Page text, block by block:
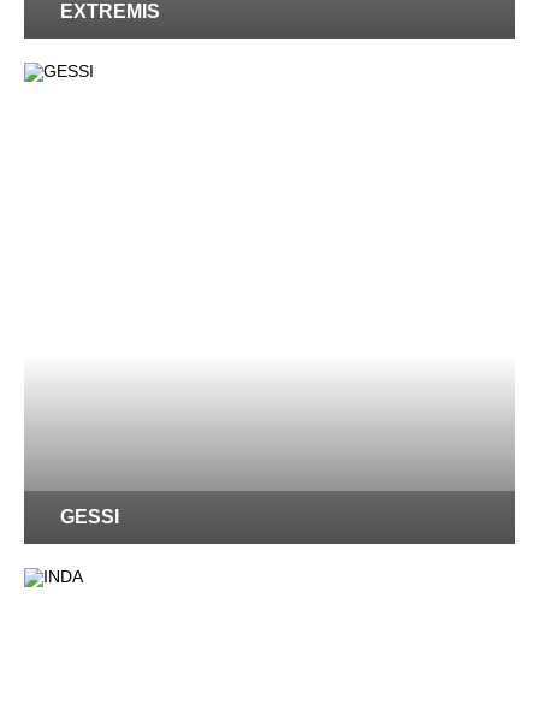
EXTREMIS
GESSI